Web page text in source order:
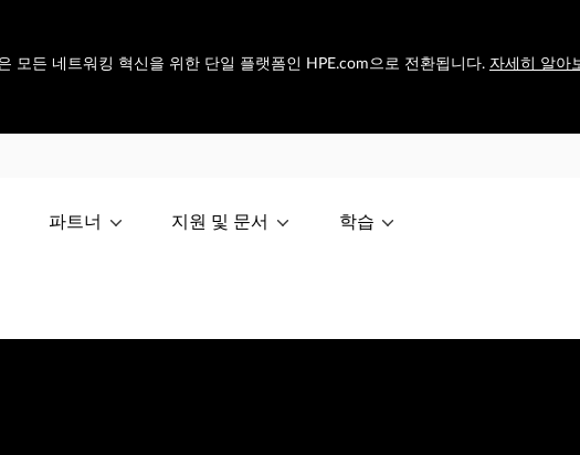
모든 네트워킹 혁신을 위한 단일 플랫폼인 HPE.com으로 전환됩니다. 자세히 알아
파트너 지원 및 문서 학습